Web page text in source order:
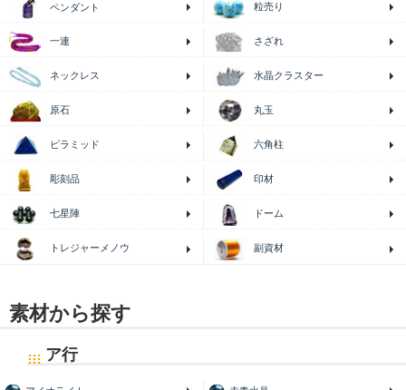
ペンダント 粒売り
一連 さざれ
ネックレス 水晶クラスター
原石 丸玉
ピラミッド 六角柱
彫刻品 印材
七星陣 ドーム
トレジャーメノウ 副資材
素材から探す
ア行